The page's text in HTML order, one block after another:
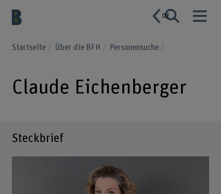
DE
Startseite Über die BFH Personensuche
Claude Eichenberger
Steckbrief